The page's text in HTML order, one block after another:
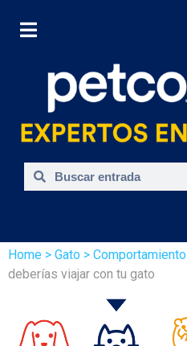
Home > Gato > Comportamiento
deberías viajar con tu gato